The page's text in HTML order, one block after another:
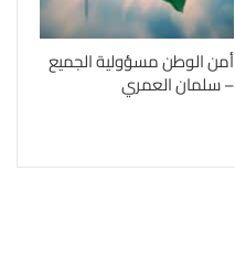
أمن الوطن مسؤولية الجميع
– سلمان العمري